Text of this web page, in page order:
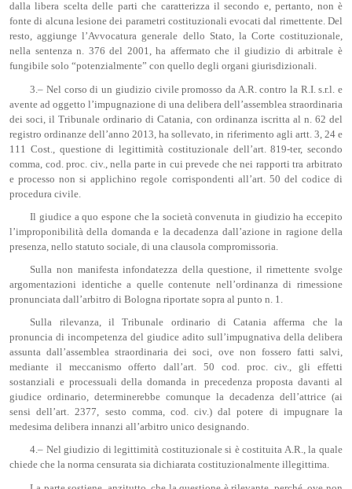
dalla libera scelta delle parti che caratterizza il secondo e, pertanto, non è
fonte di alcuna lesione dei parametri costituzionali evocati dal rimettente. Del
resto, aggiunge l’Avvocatura generale dello Stato, la Corte costituzionale,
nella sentenza n. 376 del 2001, ha affermato che il giudizio di arbitrale è
fungibile solo “potenzialmente” con quello degli organi giurisdizionali.
3.– Nel corso di un giudizio civile promosso da A.R. contro la R.I. s.r.l. e
avente ad oggetto l’impugnazione di una delibera dell’assemblea straordinaria
dei soci, il Tribunale ordinario di Catania, con ordinanza iscritta al n. 62 del
registro ordinanze dell’anno 2013, ha sollevato, in riferimento agli artt. 3, 24 e
111 Cost., questione di legittimità costituzionale dell’art. 819-ter, secondo
comma, cod. proc. civ., nella parte in cui prevede che nei rapporti tra arbitrato
e processo non si applichino regole corrispondenti all’art. 50 del codice di
procedura civile.
Il giudice a quo espone che la società convenuta in giudizio ha eccepito
l’improponibilità della domanda e la decadenza dall’azione in ragione della
presenza, nello statuto sociale, di una clausola compromissoria.
Sulla non manifesta infondatezza della questione, il rimettente svolge
argomentazioni identiche a quelle contenute nell’ordinanza di rimessione
pronunciata dall’arbitro di Bologna riportate sopra al punto n. 1.
Sulla rilevanza, il Tribunale ordinario di Catania afferma che la
pronuncia di incompetenza del giudice adito sull’impugnativa della delibera
assunta dall’assemblea straordinaria dei soci, ove non fossero fatti salvi,
mediante il meccanismo offerto dall’art. 50 cod. proc. civ., gli effetti
sostanziali e processuali della domanda in precedenza proposta davanti al
giudice ordinario, determinerebbe comunque la decadenza dell’attrice (ai
sensi dell’art. 2377, sesto comma, cod. civ.) dal potere di impugnare la
medesima delibera innanzi all’arbitro unico designando.
4.– Nel giudizio di legittimità costituzionale si è costituita A.R., la quale
chiede che la norma censurata sia dichiarata costituzionalmente illegittima.